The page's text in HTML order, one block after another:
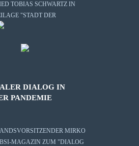
TOBIAS SCHWARTZ IN
"STADT DER
DIALOG IN
PANDEMIE
MIRKO
MAGAZIN ZUM "DIALOG